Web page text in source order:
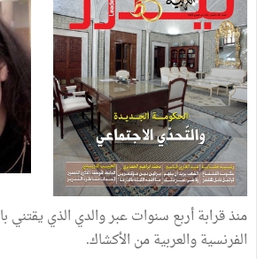
منذ قرابة أربع سنوات عبر والدي الذي يقتني
الفرنسية والعربية من الأكشاك.